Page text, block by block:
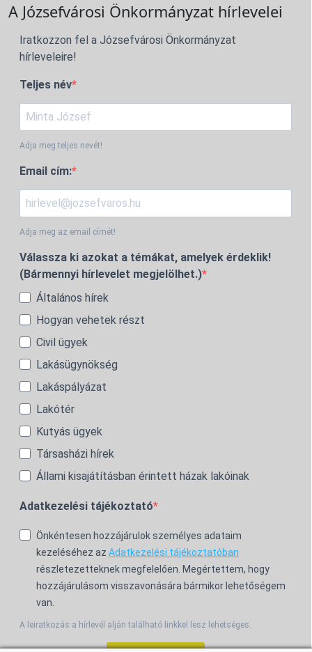
A Józsefvárosi Önkormányzat hírlevelei
Iratkozzon fel a Józsefvárosi Önkormányzat
hírleveleire!
Teljes név
Adja meg teljes nevét!
Email cím:
Adja meg az email címét!
Válassza ki azokat a témákat, amelyek érdeklik!
(Bármennyi hírlevelet megjelölhet.)
Általános hírek
Hogyan vehetek részt
Civil ügyek
Lakásügynökség
Lakáspályázat
Lakótér
Kutyás ügyek
Társasházi hírek
Állami kisajátításban érintett házak lakóinak
Adatkezelési tájékoztató
Önkéntesen hozzájárulok személyes adataim
kezeléséhez az Adatkezelési tájékoztatóban
részletezetteknek megfelelően. Megértettem, hogy
hozzájárulásom visszavonására bármikor lehetőségem
van.
A leiratkozás a hírlevél alján található linkkel lesz lehetséges.